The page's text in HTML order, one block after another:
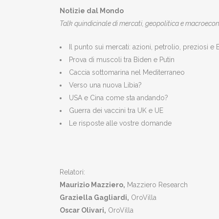
Notizie dal Mondo
Talk quindicinale di mercati, geopolitica e
Il punto sui mercati: azioni, petrolio, preziosi e
Prova di muscoli tra Biden e Putin
Caccia sottomarina nel Mediterraneo
Verso una nuova Libia?
USA e Cina come sta andando?
Guerra dei vaccini tra UK e UE
Le risposte alle vostre domande
Relatori:
Maurizio Mazziero, Mazziero Research
Graziella Gagliardi, OroVilla
Oscar Olivari, OroVilla